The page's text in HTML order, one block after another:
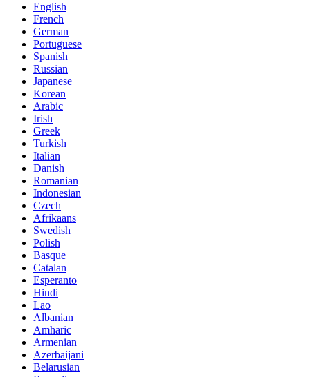
English
French
German
Portuguese
Spanish
Russian
Japanese
Korean
Arabic
Irish
Greek
Turkish
Italian
Danish
Romanian
Indonesian
Czech
Afrikaans
Swedish
Polish
Basque
Catalan
Esperanto
Hindi
Lao
Albanian
Amharic
Armenian
Azerbaijani
Belarusian